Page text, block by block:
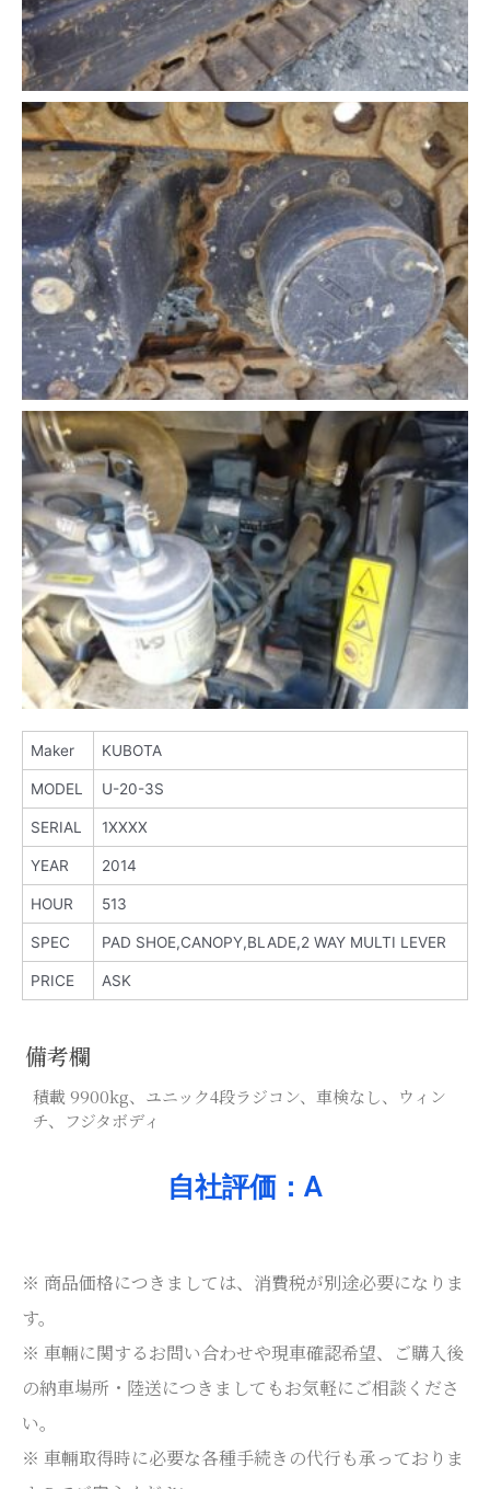
Maker KUBOTA
MODEL U-20-3S
SERIAL 1XXXX
YEAR 2014
HOUR 513
SPEC PAD SHOE,CANOPY,BLADE,2 WAY MULTI LEVER
PRICE ASK
備考欄
積載 9900kg、ユニック4段ラジコン、車検なし、ウィン
チ、フジタボディ
自社評価：A
※ 商品価格につきましては、消費税が別途必要になりま
す。
※ 車輛に関するお問い合わせや現車確認希望、ご購入後
の納車場所・陸送につきましてもお気軽にご相談くださ
い。
※ 車輛取得時に必要な各種手続きの代行も承っておりま